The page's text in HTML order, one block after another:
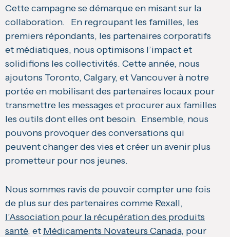
Cette campagne se démarque en misant sur la
collaboration. En regroupant les familles, les
premiers répondants, les partenaires corporatifs
et médiatiques, nous optimisons l’impact et
solidifions les collectivités. Cette année, nous
ajoutons Toronto, Calgary, et Vancouver à notre
portée en mobilisant des partenaires locaux pour
transmettre les messages et procurer aux familles
les outils dont elles ont besoin. Ensemble, nous
pouvons provoquer des conversations qui
peuvent changer des vies et créer un avenir plus
prometteur pour nos jeunes.
Nous sommes ravis de pouvoir compter une fois
de plus sur des partenaires comme Rexall,
l’Association pour la récupération des produits
santé, et Médicaments Novateurs Canada, pour